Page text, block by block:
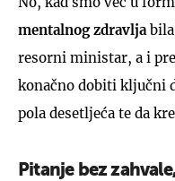
mentalnog zdravlja
resorni ministar, a i
konačno dobiti ključni
pola desetljeća te da
Pitanje bez